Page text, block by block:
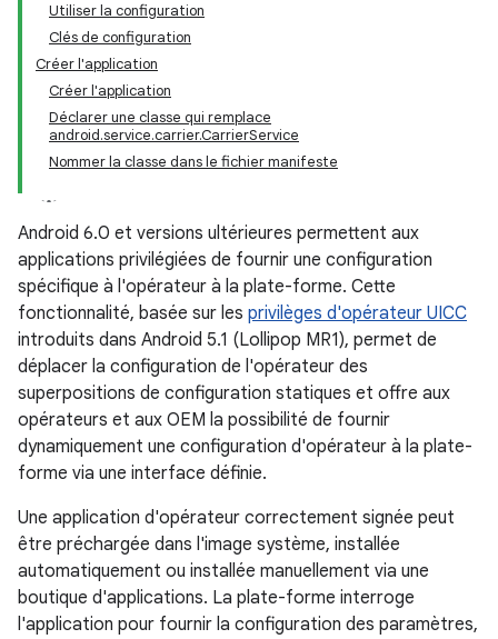
Utiliser la configuration
Clés de configuration
Créer l'application
Créer l'application
Déclarer une classe qui remplace
android.service.carrier.CarrierService
Nommer la classe dans le fichier manifeste
Android 6.0 et versions ultérieures permettent aux
applications privilégiées de fournir une configuration
spécifique à l'opérateur à la plate-forme. Cette
fonctionnalité, basée sur les privilèges d'opérateur UICC
introduits dans Android 5.1 (Lollipop MR1), permet de
déplacer la configuration de l'opérateur des
superpositions de configuration statiques et offre aux
opérateurs et aux OEM la possibilité de fournir
dynamiquement une configuration d'opérateur à la plate-
forme via une interface définie.
Une application d'opérateur correctement signée peut
être préchargée dans l'image système, installée
automatiquement ou installée manuellement via une
boutique d'applications. La plate-forme interroge
l'application pour fournir la configuration des paramètres,